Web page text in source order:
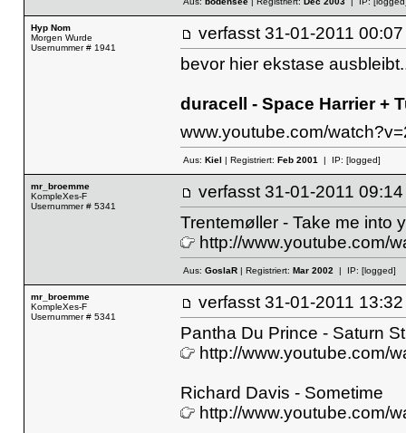
Hyp Nom
Morgen Wurde
Usernummer # 1941
verfasst 31-01-2011
bevor hier ekstase
duracell - Space Harrier +
www.youtube.com/
Aus: Kiel | Registriert: Feb 2001| IP: [logged]
mr_broemme
KompleXes-F
Usernummer # 5341
verfasst 31-01-2011
Trentemøller - Take me into
http://www.youtube.com/
Aus: GoslaR| Registriert: Mar 2002| IP: [logged]
mr_broemme
KompleXes-F
Usernummer # 5341
verfasst 31-01-2011
Pantha Du Prince - Saturn
http://www.youtube.com/
Richard Davis - Sometime
http://www.youtube.com/